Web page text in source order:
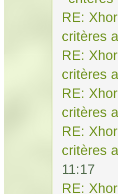
RE:
critères
RE:
critères
RE:
critères
RE:
critères
11:17
RE: